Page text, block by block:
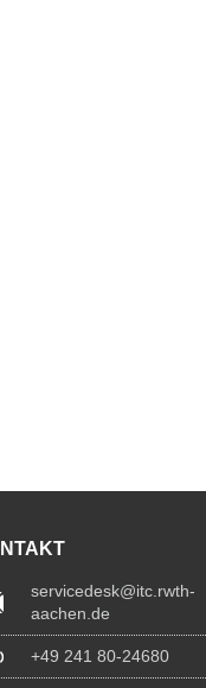
servicedesk@itc.rwth-
aachen.de
+49 241 80-24680